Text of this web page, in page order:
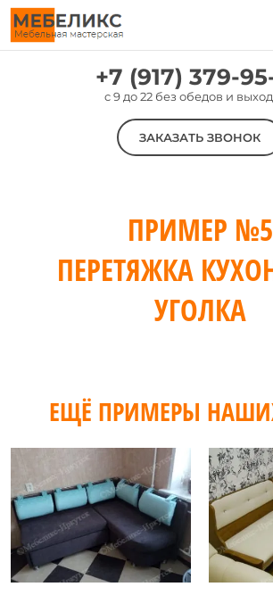
Skip
to
content
Цены
+7 (917) 379-
c 9 до 22 без обедов и
ЗАКАЗАТЬ ЗВОНОК
ПРИМЕР №5
ПЕРЕТЯЖКА
УГОЛКА
ЕЩЁ ПРИМЕРЫ